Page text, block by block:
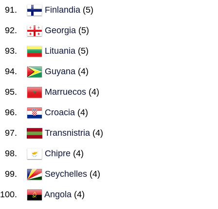
Finlandia (5)
Georgia (5)
Lituania (5)
Guyana (4)
Marruecos (4)
Croacia (4)
Transnistria (4)
Chipre (4)
Seychelles (4)
Angola (4)